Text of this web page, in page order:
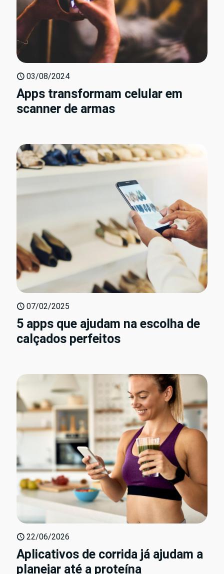
03/08/2024
Apps transformam celular em
scanner de armas
07/02/2025
5 apps que ajudam na escolha de
calçados perfeitos
22/06/2026
Aplicativos de corrida já ajudam a
planejar até a proteína